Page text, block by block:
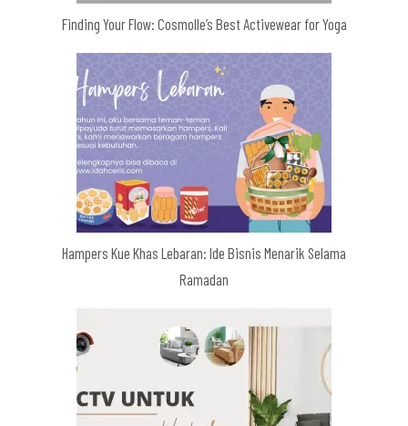
Finding Your Flow: Cosmolle’s Best Activewear for Yoga
Hampers Kue Khas Lebaran: Ide Bisnis Menarik Selama
Ramadan